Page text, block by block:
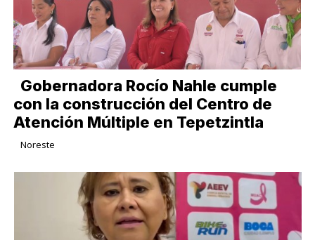
Gobernadora Rocío Nahle cumple
con la construcción del Centro de
Atención Múltiple en Tepetzintla
Noreste